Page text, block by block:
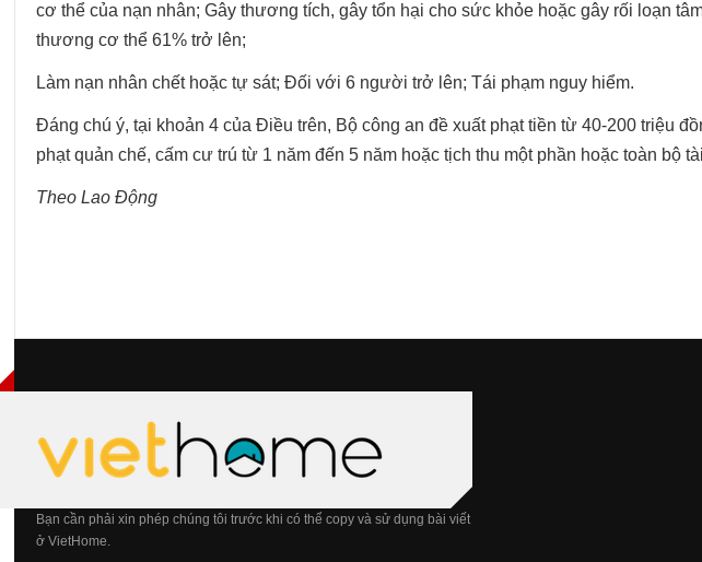
cơ thể của nạn nhân; Gây thương tích, gây tổn hại cho sức khỏe hoặc gây rối loạn
thương cơ thể 61% trở lên;
Làm nạn nhân chết hoặc tự sát; Đối với 6 người trở lên; Tái phạm nguy hiểm.
Đáng chú ý, tại khoản 4 của Điều trên, Bộ công an đề xuất phạt tiền từ 40-200 triệu
phạt quản chế, cấm cư trú từ 1 năm đến 5 năm hoặc tịch thu một phần hoặc toàn bộ
Theo Lao Động
Bạn cần phải xin phép chúng tôi trước khi có thể copy và sử dụng bài viết
ở VietHome.